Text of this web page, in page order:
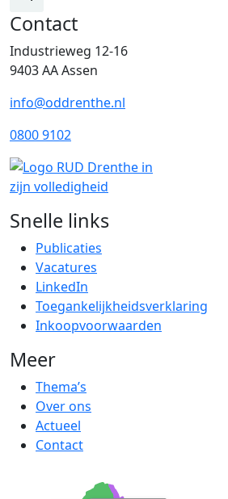
Contact
Industrieweg 12-16
9403 AA Assen
info@oddrenthe.nl
0800 9102
Snelle links
Publicaties
Vacatures
LinkedIn
Toegankelijkheidsverklaring
Inkoopvoorwaarden
Meer
Thema’s
Over ons
Actueel
Contact